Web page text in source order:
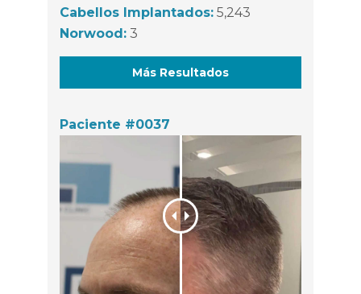
Cabellos Implantados: 5,243
Norwood: 3
Más Resultados
Paciente #0037